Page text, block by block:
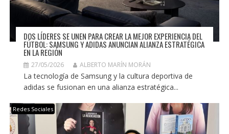
DOS LÍDERES SE UNEN PARA CREAR LA MEJOR EXPERIENCIA DEL
FÚTBOL: SAMSUNG Y ADIDAS ANUNCIAN ALIANZA ESTRATÉGICA
EN LA REGIÓN
27/05/2026 ALBERTO MARÍN MORÁN
La tecnología de Samsung y la cultura deportiva de
adidas se fusionan en una alianza estratégica...
Redes Sociales